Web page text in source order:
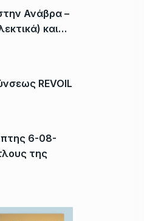
Ανάβρα –
και…
REVOIL
6-08-
της